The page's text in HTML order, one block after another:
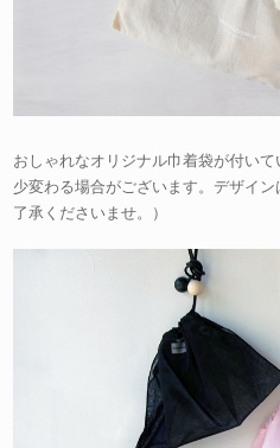
おしゃれなオリジナル巾着袋が付い
少変わる場合がございます。デザイ
了承くださいませ。）